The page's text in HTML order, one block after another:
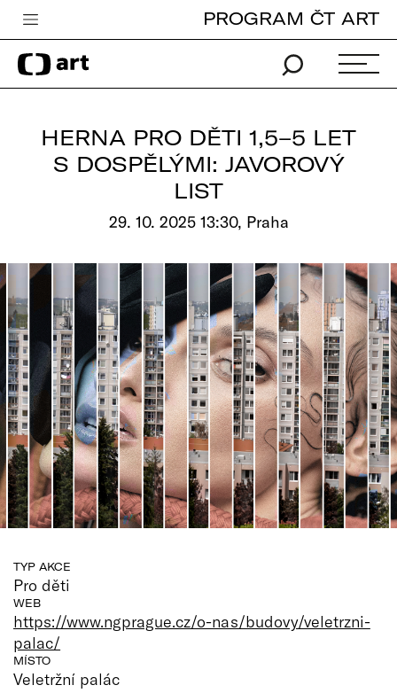
Česká televize
Zpravodajství
iVysílání
edu
Vše o ČT
PROGRAM ČT ART
HERNA PRO DĚTI 1,5–5 LET
S DOSPĚLÝMI: JAVOROVÝ
LIST
29. 10. 2025 13:30, Praha
TYP AKCE
Pro děti
WEB
https://www.ngprague.cz/o-nas/budovy/veletrzni-
palac/
MÍSTO
Veletržní palác